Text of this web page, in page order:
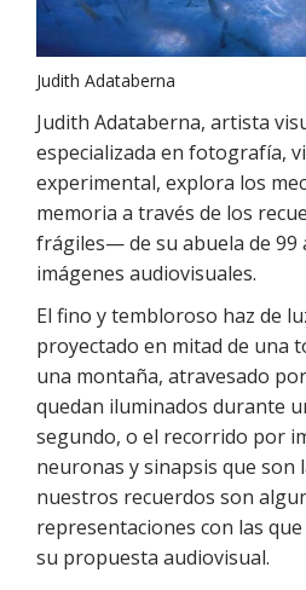
Judith Adataberna
Judith Adataberna, artista
especializada en fotografía,
experimental, explora los
memoria a través de los
frágiles— de su abuela de 99
imágenes audiovisuales.
El fino y tembloroso haz de
proyectado en mitad de una
una montaña, atravesado
quedan iluminados durante
segundo, o el recorrido por
neuronas y sinapsis que son
nuestros recuerdos son
representaciones con las
su propuesta audiovisual.